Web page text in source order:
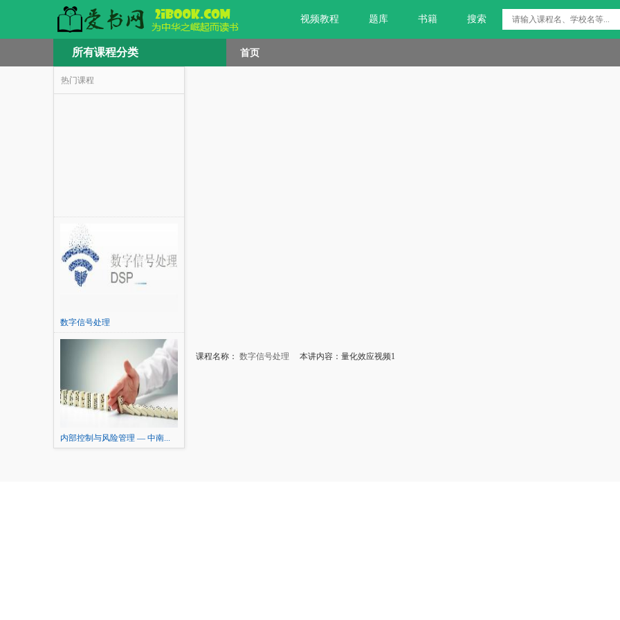
视频教程 题库 书籍 搜索
所有课程分类 首页
热门课程
数字信号处理
内部控制与风险管理 — 中南...
课程名称： 数字信号处理 本讲内容：量化效应视频1